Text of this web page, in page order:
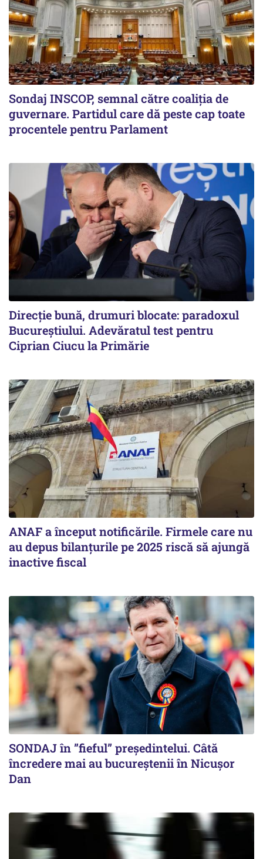
Sondaj INSCOP, semnal către coaliția de
guvernare. Partidul care dă peste cap toate
procentele pentru Parlament
Direcție bună, drumuri blocate: paradoxul
Bucureștiului. Adevăratul test pentru
Ciprian Ciucu la Primărie
ANAF a început notificările. Firmele care nu
au depus bilanțurile pe 2025 riscă să ajungă
inactive fiscal
SONDAJ în ”fieful” președintelui. Câtă
încredere mai au bucureștenii în Nicușor
Dan